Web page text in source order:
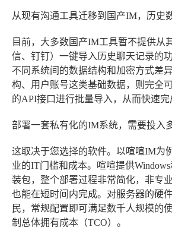
从现有沟通工具迁移到国产IM，历史
目前，大多数国产IM工具暂不提供从
信、钉钉）一键导入历史聊天记录的
不同系统间的数据结构和加密方式差
构、用户账号这类基础数据，则完全
的API接口进行批量导入，从而快速完
部署一套私有化的IM系统，需要投入
这取决于您选择的软件。以喧喧IM为
业的IT门槛和成本。喧喧提供
装包，整个部署过程非常简化，非专
也能在短时间内完成。对服务器的硬
民，常规配置即可满足数千人规模的
制总体拥有成本（TCO）。